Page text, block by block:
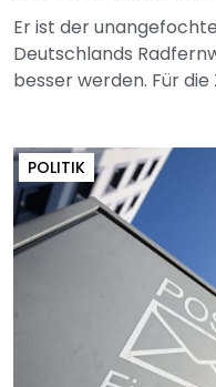
Er ist der
Deutschlands
besser werden. Für die
POLITIK